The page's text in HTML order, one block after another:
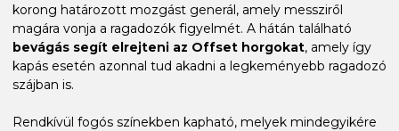
korong határozott mozgást generál, amely messziről
magára vonja a ragadozók figyelmét. A hátán található
bevágás segít elrejteni az Offset horgokat, amely így
kapás esetén azonnal tud akadni a legkeményebb ragadozó
szájban is.
Rendkívül fogós színekben kapható, melyek mindegyikére